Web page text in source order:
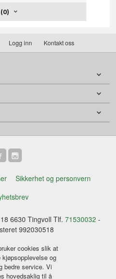
Logg inn Kontakt oss
Sikkerhet og personvern
6630 Tingvoll Tlf. 71530032 -
992030518
cookies slik at
kjøpsopplevelse og
bedre service. Vi
hovedsaklig til å